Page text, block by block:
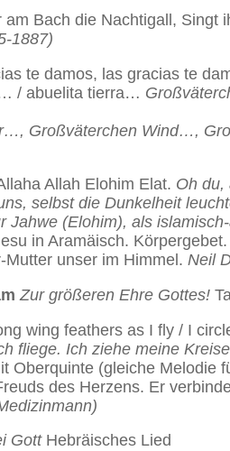
am Bach die Nachtigall, Singt
1887)
te damos, las gracias te
/ abuelita tierra…
Großväterchen Wind…,
Allah Elohim Elat. Oh du,
selbst die Dunkelheit
Jahwe (Elohim), als
in Aramäisch.
unser im Himmel. Neil
Zur größeren Ehre Gottes!
wing feathers as I fly / I
fliege. Ich ziehe meine
Oberquinte (gleiche Melodie
des Herzens. Er
GottHebräisches Lied